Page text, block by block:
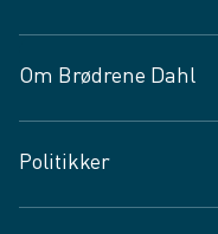
Om Brødrene Dahl
Vagttelefon 30 10 89 89
Spørgsmål og svar
Politikker